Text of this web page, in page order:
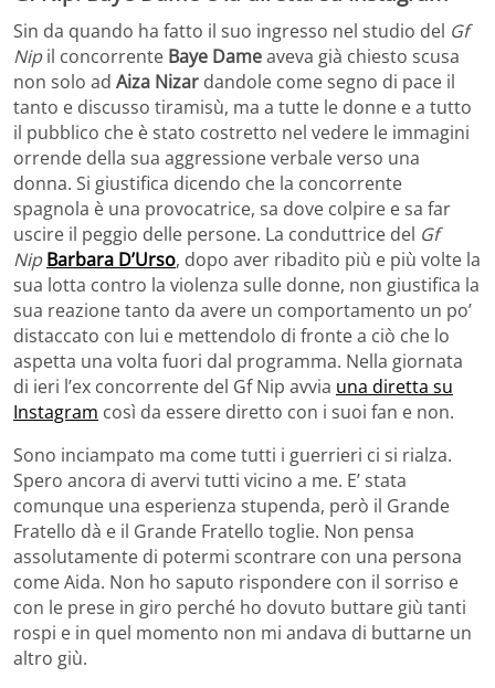
Sin da quando ha fatto il suo ingresso nel studio del Gf
Nipil concorrente Baye Dameaveva già chiesto scusa
non solo ad Aiza Nizar dandole come segno di pace il
tanto e discusso tiramisù, ma a tutte le donne e a tutto
il pubblico che è stato costretto nel vedere le immagini
orrende della sua aggressione verbale verso una
donna. Si giustifica dicendo che la concorrente
spagnola è una provocatrice, sa dove colpire e sa far
uscire il peggio delle persone. La conduttrice del Gf
Nip Barbara D’Urso, dopo aver ribadito più e più volte la
sua lotta contro la violenza sulle donne, non giustifica la
sua reazione tanto da avere un comportamento un po’
distaccato con lui e mettendolo di fronte a ciò che lo
aspetta una volta fuori dal programma. Nella giornata
di ieri l’ex concorrente del Gf Nip avvia una diretta su
Instagram così da essere diretto con i suoi fan e non.
Sono inciampato ma come tutti i guerrieri ci si rialza.
Spero ancora di avervi tutti vicino a me. E’ stata
comunque una esperienza stupenda, però il Grande
Fratello dà e il Grande Fratello toglie. Non pensa
assolutamente di potermi scontrare con una persona
come Aida. Non ho saputo rispondere con il sorriso e
con le prese in giro perché ho dovuto buttare giù tanti
rospi e in quel momento non mi andava di buttarne un
altro giù.